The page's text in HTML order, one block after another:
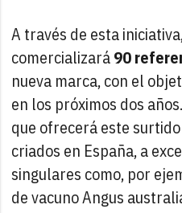
A través de esta
comercializará90
nueva marca, con el
en los próximos dos
que ofrecerá este
criados en España, a
singulares como, por
de vacuno Angus